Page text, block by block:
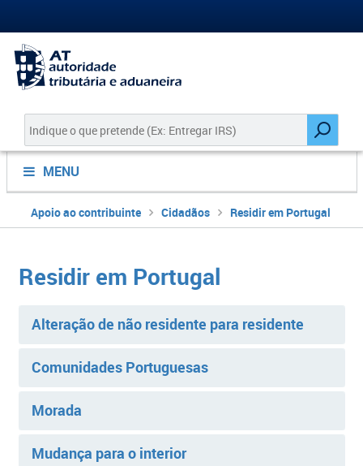
MENU
Apoio ao contribuinte Cidadãos Residir em Portugal
Residir em Portugal
Alteração de não residente para residente
Comunidades Portuguesas
Morada
Mudança para o interior